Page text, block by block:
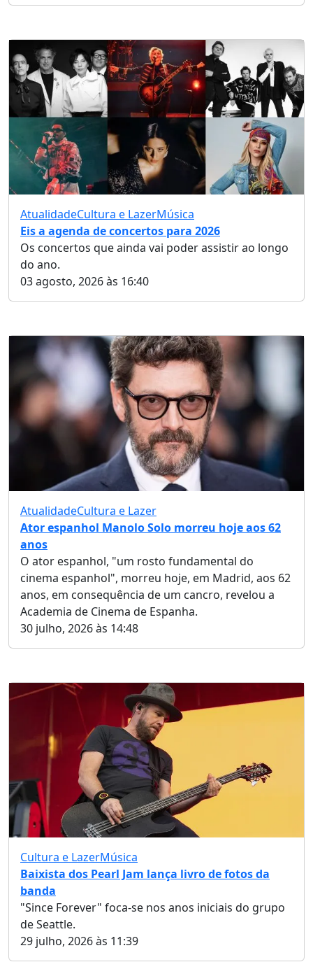
AtualidadeCultura e LazerMúsica
Eis a agenda de concertos para 2026
Os concertos que ainda vai poder assistir ao longo
do ano.
03 agosto, 2026 às 16:40
AtualidadeCultura e Lazer
Ator espanhol Manolo Solo morreu hoje aos 62
anos
O ator espanhol, "um rosto fundamental do
cinema espanhol", morreu hoje, em Madrid, aos 62
anos, em consequência de um cancro, revelou a
Academia de Cinema de Espanha.
30 julho, 2026 às 14:48
Cultura e LazerMúsica
Baixista dos Pearl Jam lança livro de fotos da
banda
"Since Forever" foca-se nos anos iniciais do grupo
de Seattle.
29 julho, 2026 às 11:39